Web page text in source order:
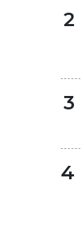
2
3
4